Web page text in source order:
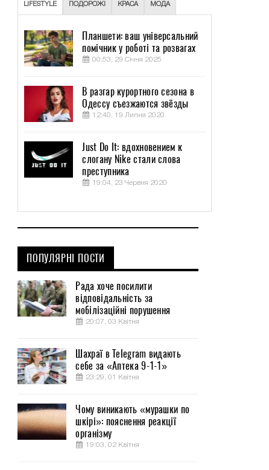
LIFESTYLE ПОДОРОЖІ КРАСА МОДА
Планшети: ваш універсальний
помічник у роботі та розвагах
00:53, 29 Січня 2025
В разгар курортного сезона в
Одессу съезжаются звёзды
12:40, 19 Липня 2020
Just Do It: вдохновением к
слогану Nike стали слова
преступника
19:04, 23 Червня 2020
ПОПУЛЯРНІ ПОСТИ
Рада хоче посилити
відповідальність за
мобілізаційні порушення
20:07, 03 Квітня
Шахраї в Telegram видають
себе за «Аптека 9-1-1»
23:29, 01 Квітня
Чому виникають «мурашки по
шкірі»: пояснення реакції
організму
19:03, 02 Квітня